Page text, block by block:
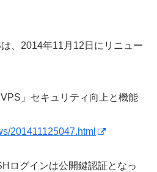
、2014年11月12日にリニュー
」セキュリティ向上と機能
201411125047.html
ログインは公開鍵認証となっ